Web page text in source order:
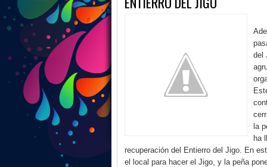
del
la
ha
recuperación del Entierro del Jigo. En
el local para hacer el Jigo, y la peña